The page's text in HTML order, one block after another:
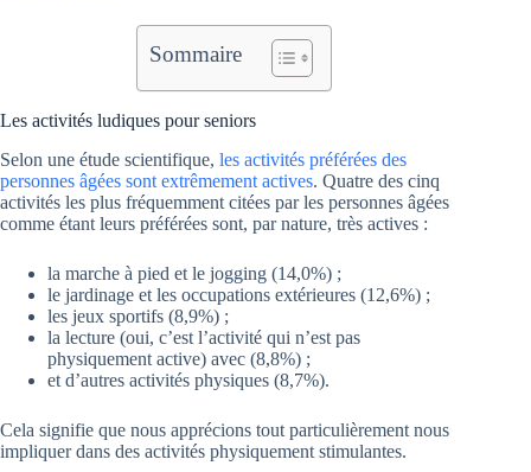
Sommaire
Les activités ludiques pour seniors
Selon une étude scientifique, les activités préférées des
personnes âgées sont extrêmement actives. Quatre des cinq
activités les plus fréquemment citées par les personnes âgées
comme étant leurs préférées sont, par nature, très actives :
la marche à pied et le jogging (14,0%) ;
le jardinage et les occupations extérieures (12,6%) ;
les jeux sportifs (8,9%) ;
la lecture (oui, c’est l’activité qui n’est pas
physiquement active) avec (8,8%) ;
et d’autres activités physiques (8,7%).
Cela signifie que nous apprécions tout particulièrement nous
impliquer dans des activités physiquement stimulantes.